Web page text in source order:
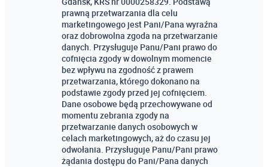
prawną przetwarzania dla celu
marketingowego jest Pani/Pana wyraźna
oraz dobrowolna zgoda na przetwarzanie
danych. Przysługuje Panu/Pani prawo do
cofnięcia zgody w dowolnym momencie
bez wpływu na zgodność z prawem
przetwarzania, którego dokonano na
podstawie zgody przed jej cofnięciem.
Dane osobowe będą przechowywane od
momentu zebrania zgody na
przetwarzanie danych osobowych w
celach marketingowych, aż do czasu jej
odwołania. Przysługuje Panu/Pani prawo
żądania dostępu do Pani/Pana danych